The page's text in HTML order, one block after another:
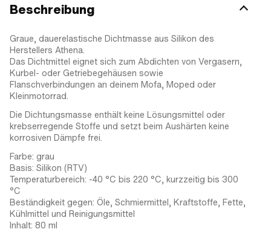
Beschreibung
Graue, dauerelastische Dichtmasse aus Silikon des
Herstellers Athena.
Das Dichtmittel eignet sich zum Abdichten von Vergasern,
Kurbel- oder Getriebegehäusen sowie
Flanschverbindungen an deinem Mofa, Moped oder
Kleinmotorrad.
Die Dichtungsmasse enthält keine Lösungsmittel oder
krebserregende Stoffe und setzt beim Aushärten keine
korrosiven Dämpfe frei.
Farbe: grau
Basis: Silikon (RTV)
Temperaturbereich: -40 °C bis 220 °C, kurzzeitig bis 300
°C
Beständigkeit gegen: Öle, Schmiermittel, Kraftstoffe, Fette,
Kühlmittel und Reinigungsmittel
Inhalt: 80 ml